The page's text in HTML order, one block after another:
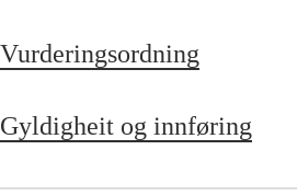
Vurderingsordning
Gyldigheit og innføring